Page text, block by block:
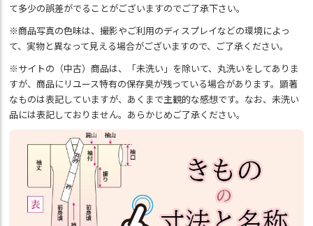
て多少の誤差がでることがございますのでご了承下さい。
※商品写真の色味は、撮影やご利用のディスプレイなどの環境によっ
て、実物と異なって見える場合がございますので、ご了承ください。
※サイトの（中古）商品は、「未洗い」を除いて、丸洗いをしてありま
すが、商品にリユース特有の保存臭が残っている場合があります。顕著
なものは表記していますが、あくまで主観的な感想です。なお、未洗い
品には表記しておりません。あらかじめご了承ください。